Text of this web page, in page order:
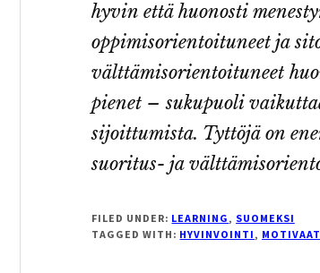
hyvin että huonosti
oppimisorientoituneet ja
välttämisorientoituneet
pienet – sukupuoli
sijoittumista. Tyttöjä on
suoritus- ja
FILED UNDER: LEARNING, SUOMEKSI
TAGGED WITH: HYVINVOINTI,